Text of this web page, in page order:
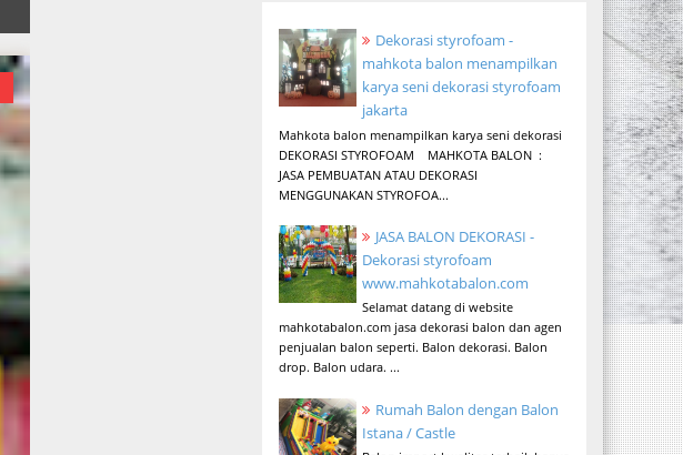
Dekorasi styrofoam -
mahkota balon menampilkan
karya seni dekorasi styrofoam
jakarta
Mahkota balon menampilkan karya seni dekorasi
DEKORASI STYROFOAM MAHKOTA BALON :
JASA PEMBUATAN ATAU DEKORASI
MENGGUNAKAN STYROFOA...
JASA BALON DEKORASI -
Dekorasi styrofoam
www.mahkotabalon.com
Selamat datang di website
mahkotabalon.com jasa dekorasi balon dan agen
penjualan balon seperti. Balon dekorasi. Balon
drop. Balon udara. ...
Rumah Balon dengan Balon
Istana / Castle